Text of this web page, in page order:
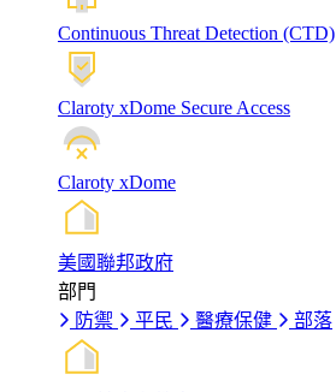
Continuous Threat Detection (CTD)
Claroty xDome Secure Access
Claroty xDome
美國聯邦政府
部門
防禦
平民 醫療保健 部落